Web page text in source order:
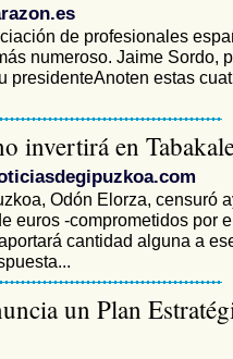
de profesionales
numeroso. Jaime Sordo,
presidenteAnoten estas
invertirá en
Odón Elorza, censuró
euros -comprometidos por
cantidad alguna a
un Plan